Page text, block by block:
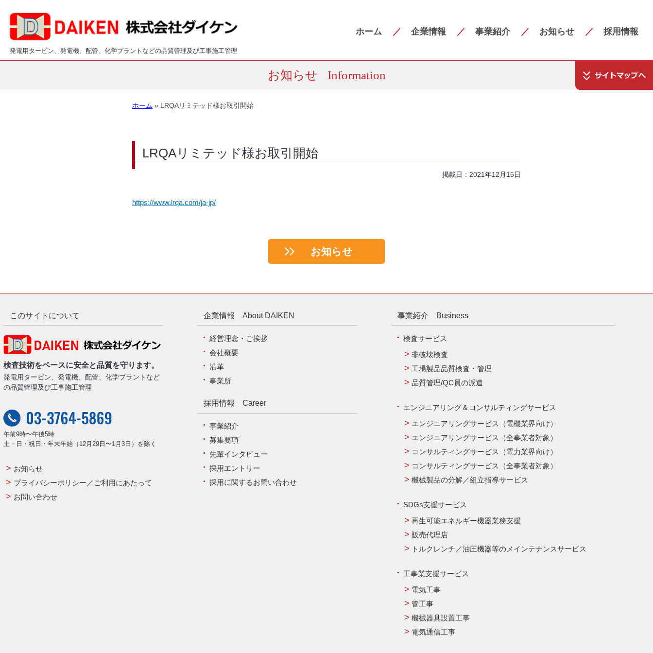
発電用タービン、発電機、配管、化学プラントなどの品質管理及び工事施工管理
ホーム 企業情報 事業紹介 お知らせ 採用情報
お知らせ Information
ホーム » LRQAリミテッド様お取引開始
LRQAリミテッド様お取引開始
掲載日：2021年12月15日
https://www.lrqa.com/ja-jp/
お知らせ
このサイトについて
検査技術をベースに安全と品質を守ります。
発電用タービン、発電機、配管、化学プラントなど
の品質管理及び工事施工管理
午前9時〜午後5時
土・日・祝日・年末年始（12月29日〜1月3日）を除く
お知らせ
プライバシーポリシー／ご利用にあたって
お問い合わせ
企業情報 About DAIKEN
経営理念・ご挨拶
会社概要
沿革
事業所
採用情報 Career
事業紹介
募集要項
先輩インタビュー
採用エントリー
採用に関するお問い合わせ
事業紹介 Business
検査サービス
非破壊検査
工場製品品質検査・管理
品質管理/QC員の派遣
エンジニアリング＆コンサルティングサービス
エンジニアリングサービス（電機業界向け）
エンジニアリングサービス（全事業者対象）
コンサルティングサービス（電力業界向け）
コンサルティングサービス（全事業者対象）
機械製品の分解／組立指導サービス
SDGs支援サービス
再生可能エネルギー機器業務支援
販売代理店
トルクレンチ／油圧機器等のメインテナンスサービス
工事業支援サービス
電気工事
管工事
機械器具設置工事
電気通信工事